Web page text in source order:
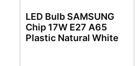
LED Bulb SAMSUNG
Chip 17W E27 A65
Plastic Natural White